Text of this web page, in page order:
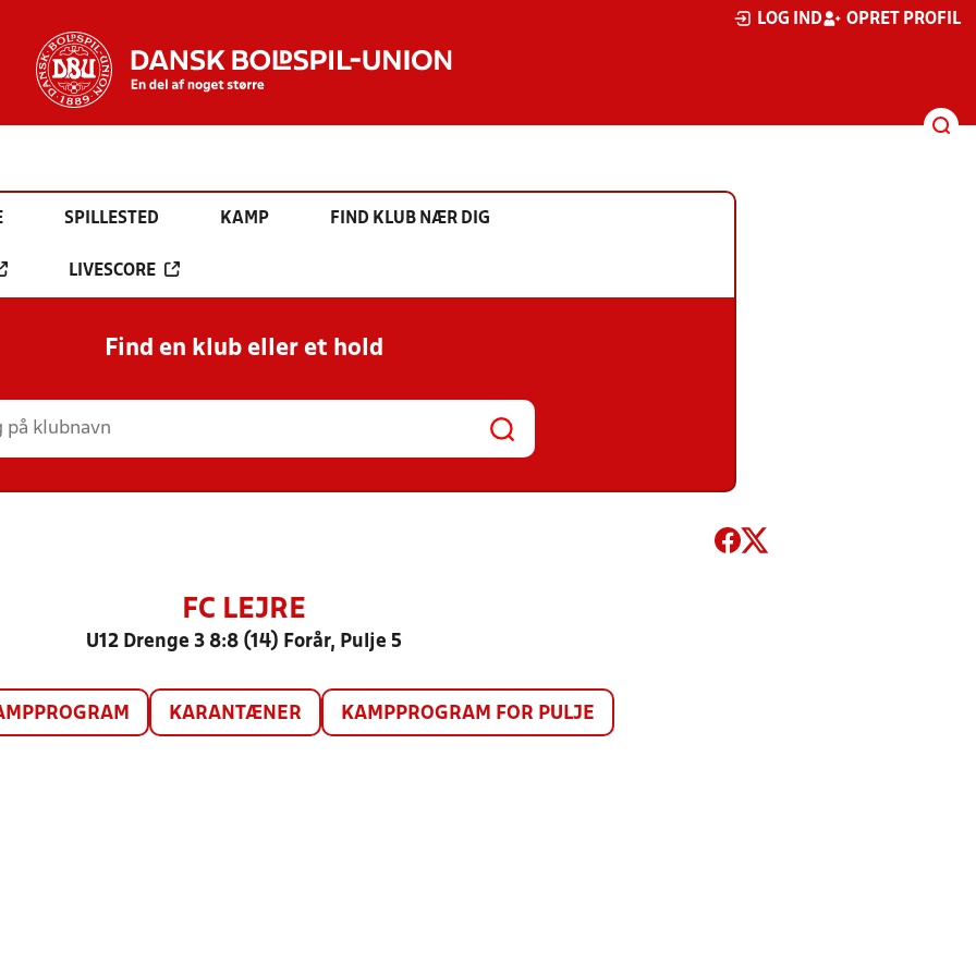
LOG IND OPRET PROFIL
SPILLESTED KAMP FIND KLUB NÆR DIG
LIVESCORE
Find en klub eller et hold
FC LEJRE
U12 Drenge 3 8:8 (14) Forår, Pulje 5
KARANTÆNER KAMPPROGRAM FOR PULJE